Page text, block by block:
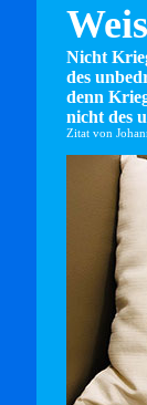
Nicht
des
denn
nicht des
Zitat von